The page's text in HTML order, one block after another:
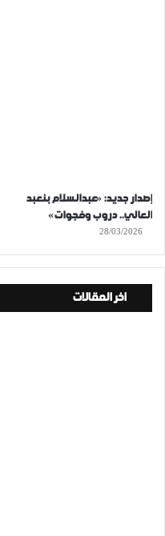
إصدار جديد: «عبدالسلام بنعبد
العالي.. دروب وفجوات»
28/03/2026
اخر المقالات